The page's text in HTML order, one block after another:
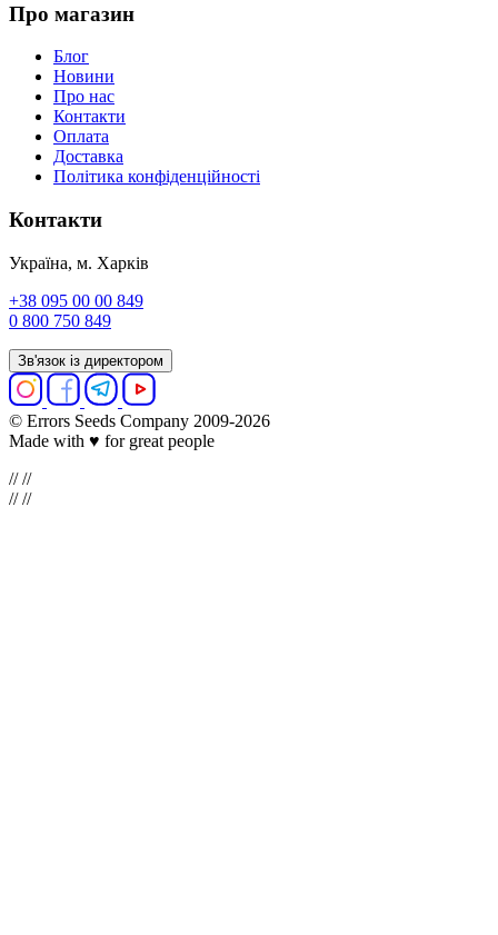
Про магазин
Блог
Новини
Про нас
Контакти
Оплата
Доставка
Політика конфіденційності
Контакти
Україна, м. Харків
+38 095 00 00 849
0 800 750 849
Зв'язок із директором
© Errors Seeds Company 2009-2026
Made with ♥ for great people
////
////